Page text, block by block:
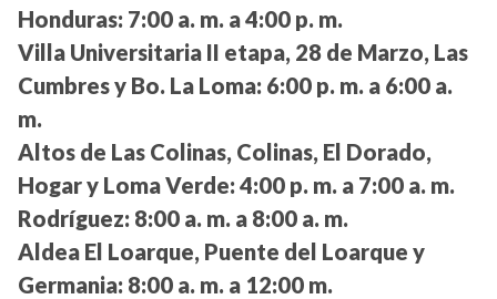
Honduras: 7:00 a. m. a 4:00 p. m.
Villa Universitaria II etapa, 28 de Marzo, Las
Cumbres y Bo. La Loma: 6:00 p. m. a 6:00 a.
m.
Altos de Las Colinas, Colinas, El Dorado,
Hogar y Loma Verde: 4:00 p. m. a 7:00 a. m.
Rodríguez: 8:00 a. m. a 8:00 a. m.
Aldea El Loarque, Puente del Loarque y
Germania: 8:00 a. m. a 12:00 m.